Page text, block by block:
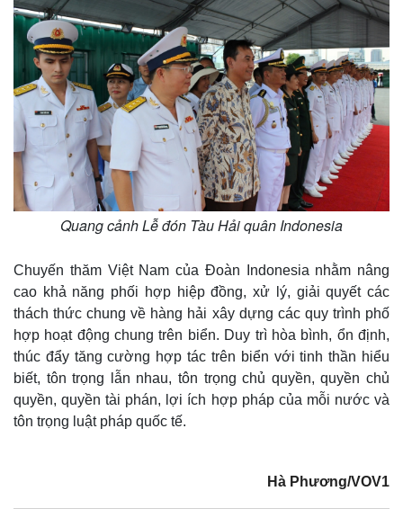
Quang cảnh Lễ đón Tàu Hải quân Indonesia
Chuyến thăm Việt Nam của Đoàn Indonesia nhằm nâng
cao khả năng phối hợp hiệp đồng, xử lý, giải quyết các
thách thức chung về hàng hải xây dựng các quy trình phố
hợp hoạt động chung trên biển. Duy trì hòa bình, ổn định,
thúc đẩy tăng cường hợp tác trên biển với tinh thần hiểu
biết, tôn trọng lẫn nhau, tôn trọng chủ quyền, quyền chủ
quyền, quyền tài phán, lợi ích hợp pháp của mỗi nước và
tôn trọng luật pháp quốc tế.
Hà Phương/VOV1